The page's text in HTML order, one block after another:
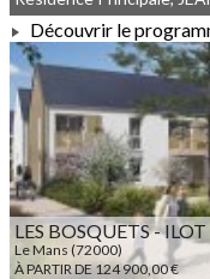
À PARTIR DE 126
Découvrir le
LES BOSQUETS -
Le Mans (72000)
À PARTIR DE 124 900,00 €